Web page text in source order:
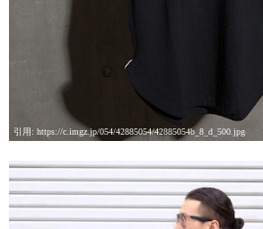
引用: https://c.imgz.jp/054/42885054/42885054b_8_d_500.jpg